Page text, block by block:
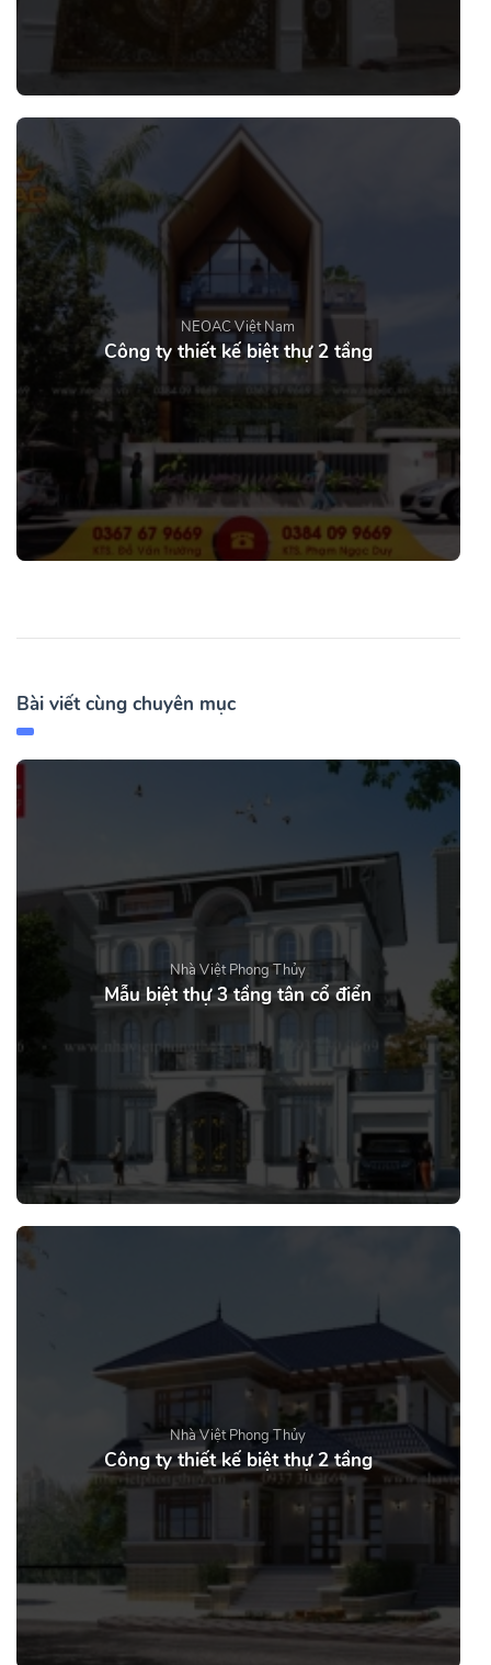
NEOAC Việt Nam
Công ty thiết kế biệt thự 2 tầng
Bài viết cùng chuyên mục
Nhà Việt Phong Thủy
Mẫu biệt thự 3 tầng tân cổ điển
Nhà Việt Phong Thủy
Công ty thiết kế biệt thự 2 tầng